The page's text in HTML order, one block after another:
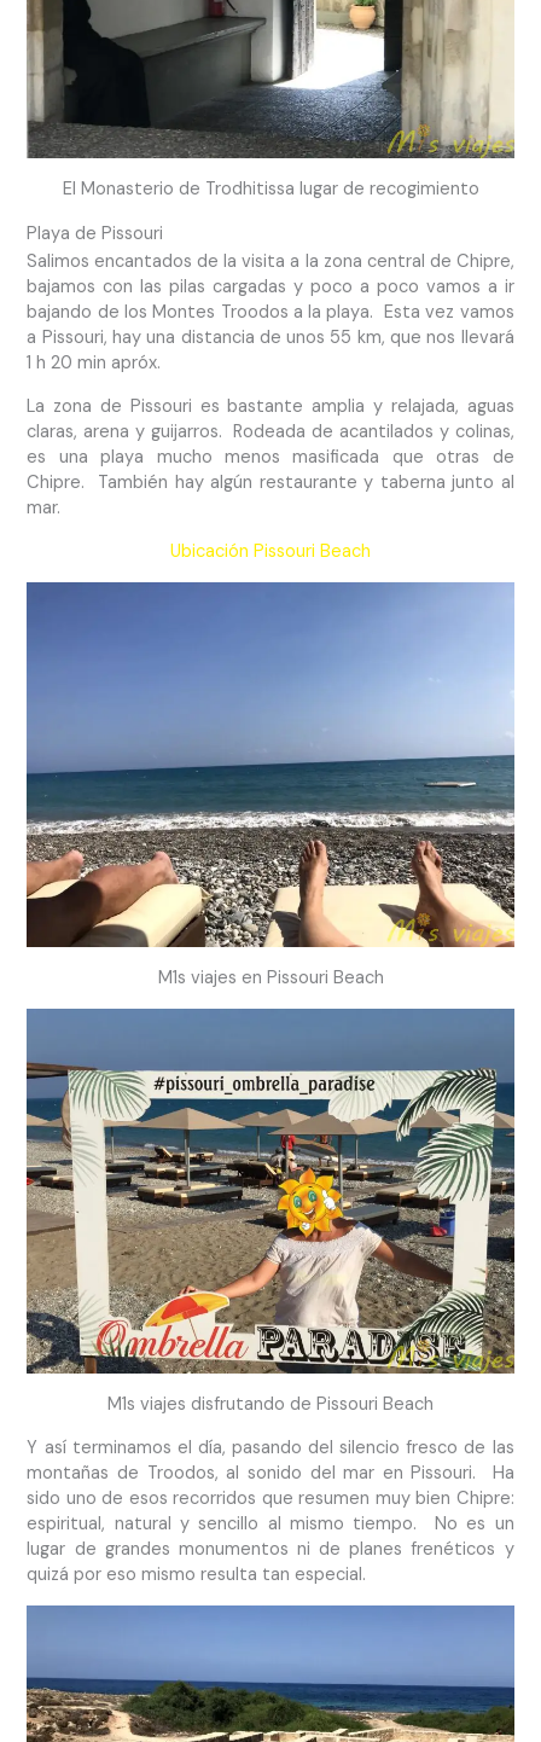
El Monasterio de Trodhitissa lugar de recogimiento
Playa de Pissouri
Salimos encantados de la visita a la zona central de Chipre,
bajamos con las pilas cargadas y poco a poco vamos a ir
bajando de los Montes Troodos a la playa. Esta vez vamos
a Pissouri, hay una distancia de unos 55 km, que nos llevará
1 h 20 min apróx.
La zona de Pissouri es bastante amplia y relajada, aguas
claras, arena y guijarros. Rodeada de acantilados y colinas,
es una playa mucho menos masificada que otras de
Chipre. También hay algún restaurante y taberna junto al
mar.
Ubicación Pissouri Beach
M1s viajes en Pissouri Beach
M1s viajes disfrutando de Pissouri Beach
Y así terminamos el día, pasando del silencio fresco de las
montañas de Troodos, al sonido del mar en Pissouri. Ha
sido uno de esos recorridos que resumen muy bien Chipre:
espiritual, natural y sencillo al mismo tiempo. No es un
lugar de grandes monumentos ni de planes frenéticos y
quizá por eso mismo resulta tan especial.